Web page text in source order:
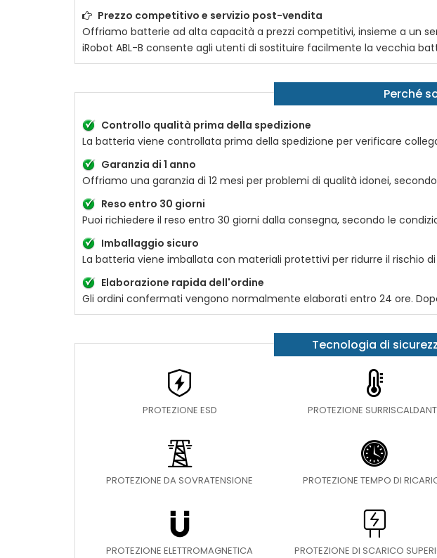
Prezzo competitivo e servizio post-vendita
Offriamo batterie ad alta capacità a prezzi competitivi, insieme a un
iRobot ABL-B consente agli utenti di sostituire facilmente la vecchia
Perché
Controllo qualità prima della spedizione
La batteria viene controllata prima della spedizione per verificare
Garanzia di 1 anno
Offriamo una garanzia di 12 mesi per problemi di qualità idonei,
Reso entro 30 giorni
Puoi richiedere il reso entro 30 giorni dalla consegna, secondo le
Imballaggio sicuro
La batteria viene imballata con materiali protettivi per ridurre il rischio
Elaborazione rapida dell'ordine
Gli ordini confermati vengono normalmente elaborati entro 24 ore.
Tecnologia di
PROTEZIONE ESD PROTEZIONE
PROTEZIONE DA SOVRATENSIONE PROTEZIONE TEMPO DI
PROTEZIONE ELETTROMAGNETICA PROTEZIONE DI SCARICO